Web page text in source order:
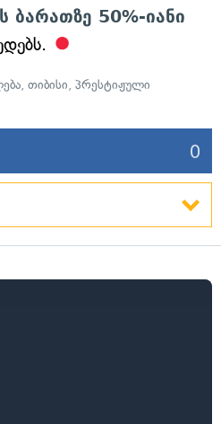
ბარათზე 50%-იანი
, თიბისი, პრესტიჟული
0